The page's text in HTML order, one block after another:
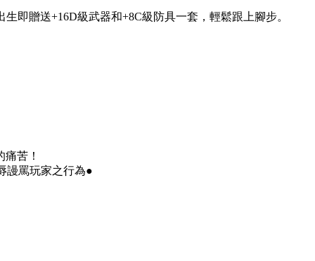
即贈送+16D級武器和+8C級防具一套，輕鬆跟上腳步。
苦！
謾罵玩家之行為●